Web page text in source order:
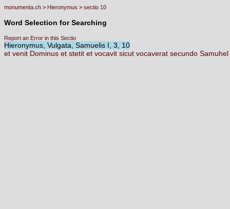
monumenta.ch > Hieronymus > sectio 10
Word Selection for Searching
Report an Error in this Sectio
Hieronymus, Vulgata, Samuelis I, 3, 10
et venit Dominus et stetit et vocavit sicut vocaverat secundo Samuhel